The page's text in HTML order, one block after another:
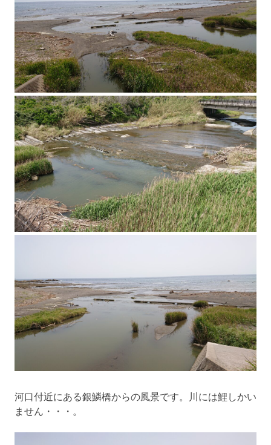
河口付近にある銀鱗橋からの風景です。川には鯉しかい
ません・・・。